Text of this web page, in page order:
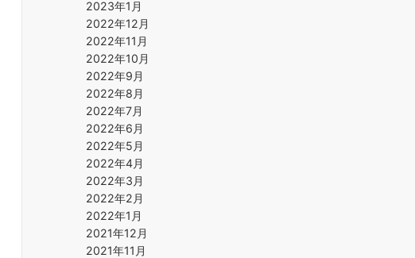
2023年1月
2022年12月
2022年11月
2022年10月
2022年9月
2022年8月
2022年7月
2022年6月
2022年5月
2022年4月
2022年3月
2022年2月
2022年1月
2021年12月
2021年11月